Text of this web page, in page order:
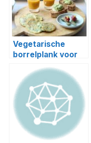
Vegetarische
borrelplank voor